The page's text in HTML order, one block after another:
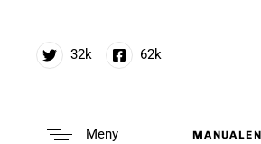
32k 62k
Meny MANUALEN